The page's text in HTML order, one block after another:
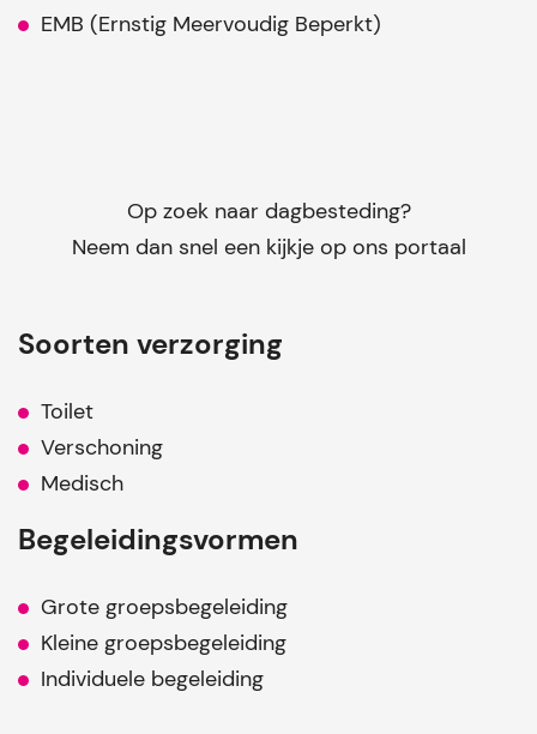
EMB (Ernstig Meervoudig Beperkt)
Op zoek naar dagbesteding?
Neem dan snel een kijkje op ons portaal
Soorten verzorging
Toilet
Verschoning
Medisch
Begeleidingsvormen
Grote groepsbegeleiding
Kleine groepsbegeleiding
Individuele begeleiding